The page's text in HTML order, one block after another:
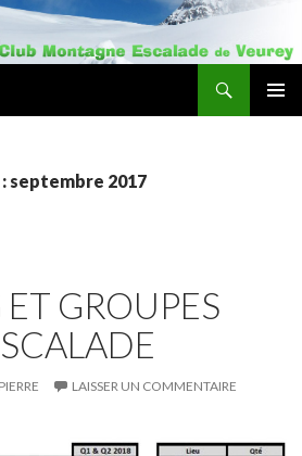
septembre 2017
GROUPES
PIERRE LAISSER UN COMMENTAIRE